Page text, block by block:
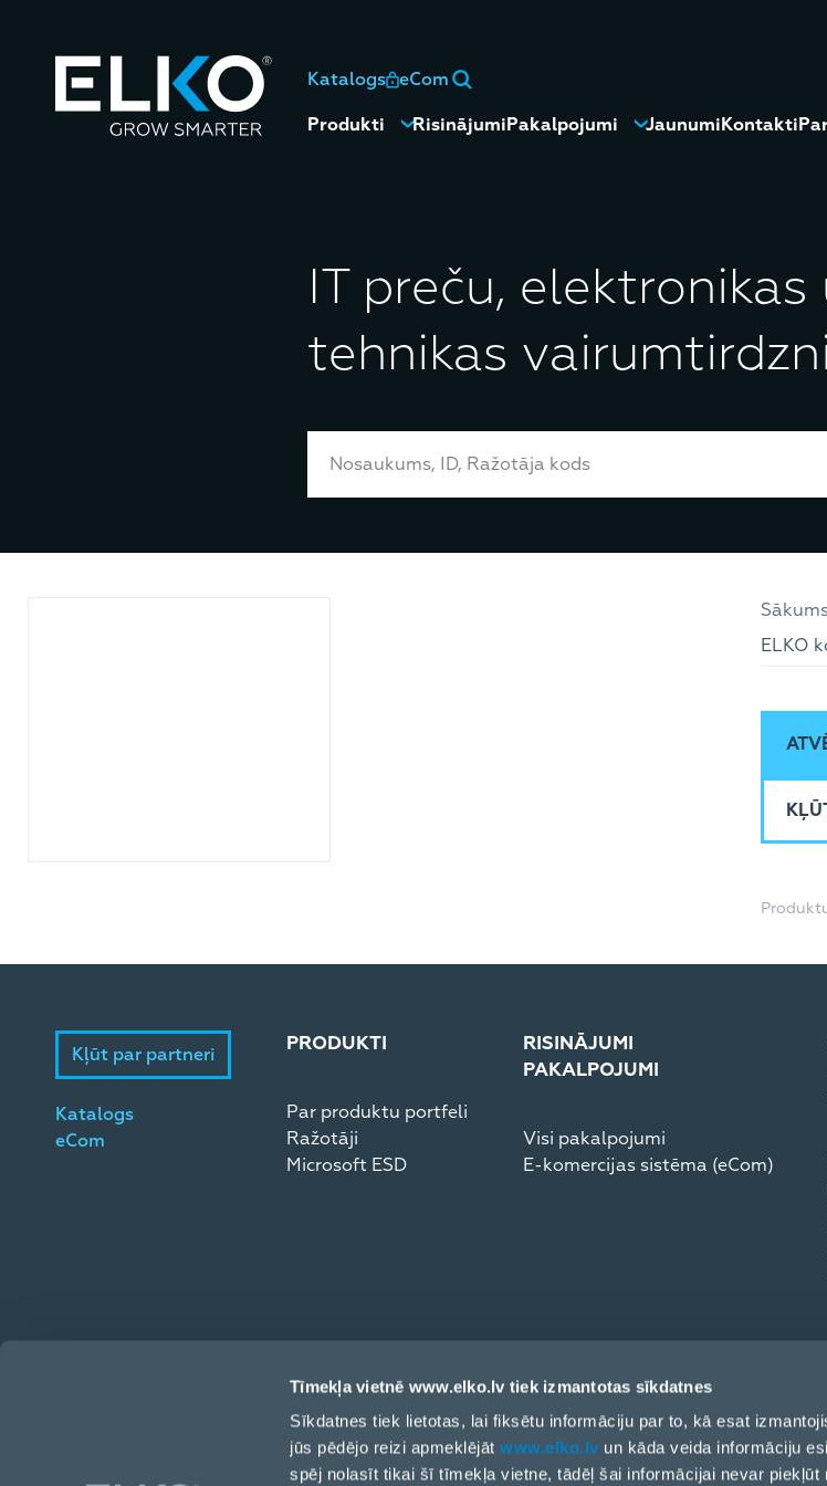
Tīmekļa vietnē www.elko.lv tiek izmantotas sīkdatnes
Sīkdatnes tiek lietotas, lai fiksētu informāciju par to, kā esat
jūs pēdējo reizi apmeklējātwww.elko.lv un kāda veida informāciju
spēj nolasīt tikai šī tīmekļa vietne, tādēļ šai informācijai nevar
Katalogs eCom
Produkti RisinājumiPakalpojumi JaunumiKontakti
IT preču, elektronikas
tehnikas
ELKO
Kļūt par partneri
Katalogs
eCom
PRODUKTI
Par produktu portfeli
Ražotāji
Microsoft ESD
RISINĀJUMI
PAKALPOJUMI
Visi pakalpojumi
E-komercijas sistēma (eCom)
Toma iela 4, Rīga, LV-1003, Latvija